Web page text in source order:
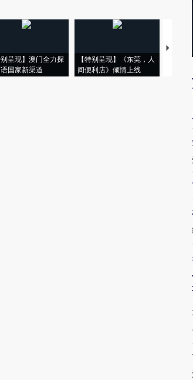
别呈现】澳门全力探
国家新渠道
【特别呈现】《东莞，人
间便利店》倾情上线
【推广
会，